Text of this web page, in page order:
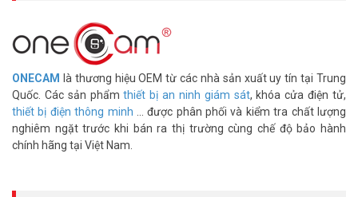
ONECAM là thương hiệu OEM từ các nhà sản xuất uy tín tại Trung
Quốc. Các sản phẩmthiết bị an ninh giám sát, khóa cửa điện tử,
thiết bị điện thông minh ... được phân phối và kiểm tra chất lượng
nghiêm ngặt trước khi bán ra thị trường cùng chế độ bảo hành
chính hãng tại Việt Nam.